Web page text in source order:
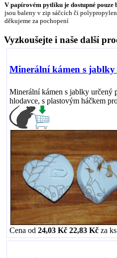
V papírovém pytlíku je dostupné pouze
jsou baleny v zip sáčcích či
děkujeme za pochopení
Vyzkoušejte i naše další
Minerální kámen s jablky
Minerální kámen s jablky určený
hlodavce, s plastovým háčkem
Cena od 24,03 Kč 22,83 Kč za ks